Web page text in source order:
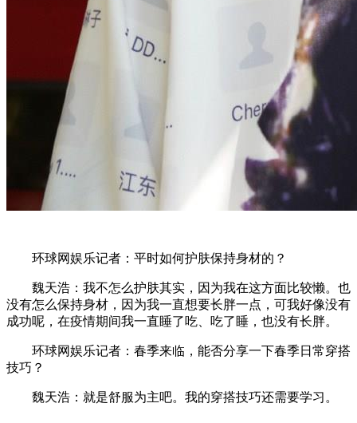
环球网娱乐记者：平时如何护肤保持身材的？
魏天浩：我不怎么护肤其实，因为我在这方面比较懒。也
没有怎么保持身材，因为我一直想要长胖一点，可我好像没有
成功呢，在疫情期间我一直睡了吃、吃了睡，也没有长胖。
环球网娱乐记者：春季来临，能否分享一下春季日常穿搭
技巧？
魏天浩：就是舒服为主吧。我的穿搭技巧还需要学习。